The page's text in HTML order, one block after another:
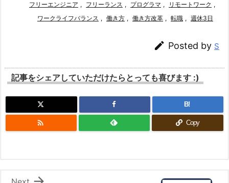
フリーエンジニア , フリーランス , プログラマ , リモートワーク ,
ワークライフバランス , 働き方 , 働き方改革 , 転職 , 週休3日
 Posted by S
記事をシェアしていただけたらとっても喜びます :)
B!
 Copy